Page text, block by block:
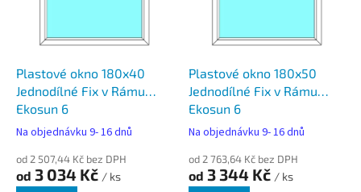
Plastové okno 180x40
Jednodílné Fix v Rámu
Ekosun 6
Na objednávku 9- 16 dnů
od 2 507,44 Kč bez DPH
od 3 034 Kč / ks
Plastové okno 180x50
Jednodílné Fix v Rámu
Ekosun 6
Na objednávku 9- 16 dnů
od 2 763,64 Kč bez DPH
od 3 344 Kč / ks